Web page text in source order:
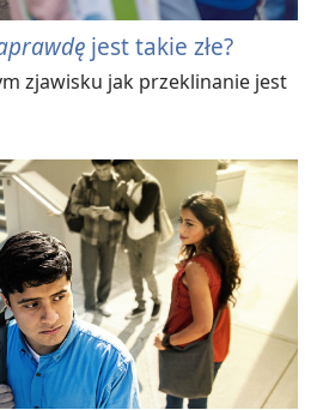
jest takie złe?
zjawisku jak przeklinanie jest